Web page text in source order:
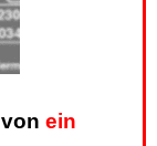
ein